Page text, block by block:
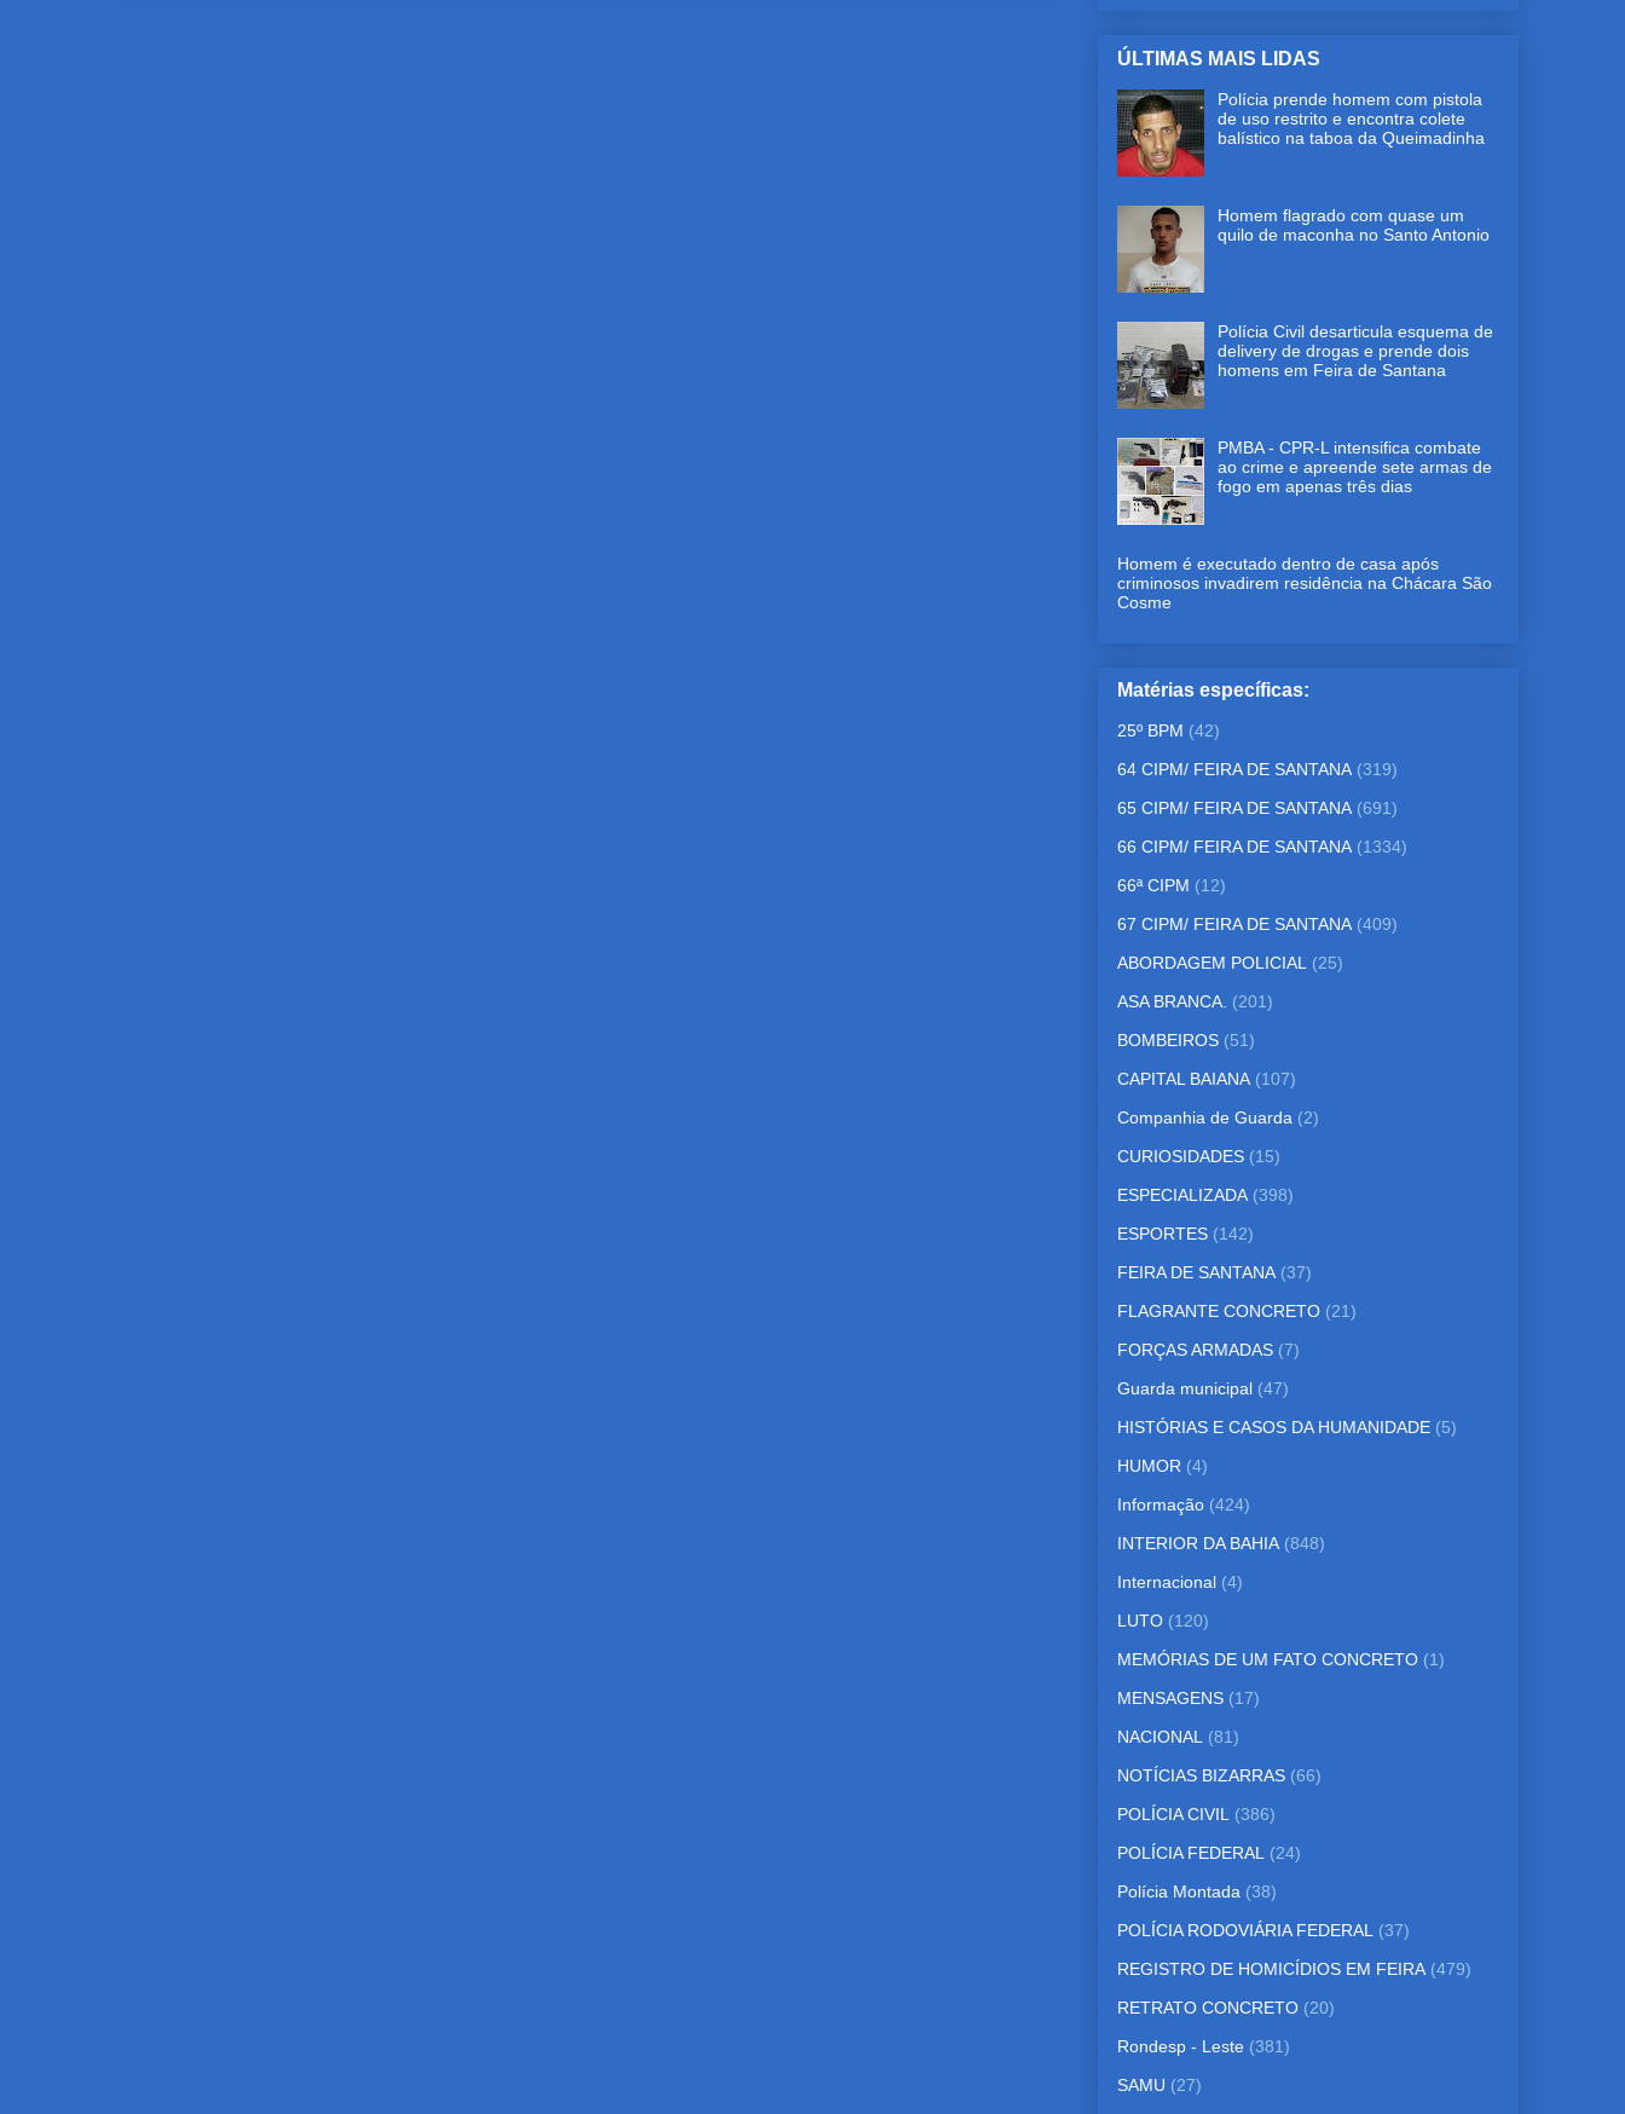
ÚLTIMAS MAIS LIDAS
Polícia prende homem com pistola
de uso restrito e encontra colete
balístico na taboa da Queimadinha
Homem flagrado com quase um
quilo de maconha no Santo Antonio
Polícia Civil desarticula esquema de
delivery de drogas e prende dois
homens em Feira de Santana
PMBA - CPR-L intensifica combate
ao crime e apreende sete armas de
fogo em apenas três dias
Homem é executado dentro de casa após
criminosos invadirem residência na Chácara São
Cosme
Matérias específicas:
25º BPM (42)
64 CIPM/ FEIRA DE SANTANA (319)
65 CIPM/ FEIRA DE SANTANA (691)
66 CIPM/ FEIRA DE SANTANA (1334)
66ª CIPM (12)
67 CIPM/ FEIRA DE SANTANA (409)
ABORDAGEM POLICIAL (25)
ASA BRANCA. (201)
BOMBEIROS (51)
CAPITAL BAIANA (107)
Companhia de Guarda (2)
CURIOSIDADES (15)
ESPECIALIZADA (398)
ESPORTES (142)
FEIRA DE SANTANA (37)
FLAGRANTE CONCRETO (21)
FORÇAS ARMADAS (7)
Guarda municipal (47)
HISTÓRIAS E CASOS DA HUMANIDADE (5)
HUMOR (4)
Informação (424)
INTERIOR DA BAHIA (848)
Internacional (4)
LUTO (120)
MEMÓRIAS DE UM FATO CONCRETO (1)
MENSAGENS (17)
NACIONAL (81)
NOTÍCIAS BIZARRAS (66)
POLÍCIA CIVIL (386)
POLÍCIA FEDERAL (24)
Polícia Montada (38)
POLÍCIA RODOVIÁRIA FEDERAL (37)
REGISTRO DE HOMICÍDIOS EM FEIRA (479)
RETRATO CONCRETO (20)
Rondesp - Leste (381)
SAMU (27)